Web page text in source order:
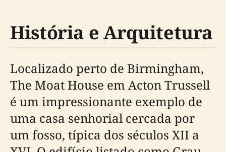
História e Arquitetura
Localizado perto de Birmingham,
The Moat House em Acton Trussell
é um impressionante exemplo de
uma casa senhorial cercada por
um fosso, típica dos séculos XII a